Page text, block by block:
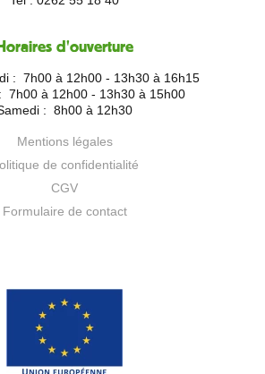
d'ouverture
: 7h00 à 12h00 - 13h30 à 16h15
7h00 à 12h00 - 13h30 à 15h00
: 8h00 à 12h30
Mentions légales
de confidentialité
CGV
Formulaire de contact